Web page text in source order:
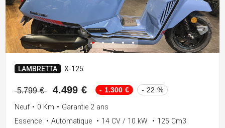
LAMBRETTA X-125
5.799 € 4.499 € - 1.300 € - 22 %
Neuf • 0 Km • Garantie 2 ans
Essence
• Automatique • 14 CV / 10 kW • 125 Cm3